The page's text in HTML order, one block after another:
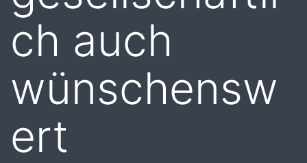
ch auch
wünschensw
ert